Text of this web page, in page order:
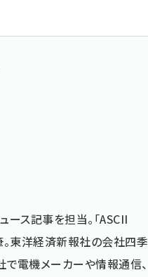
ース記事を担当。「ASCII
。東洋経済新報社の会社四季
電機メーカーや情報通信、